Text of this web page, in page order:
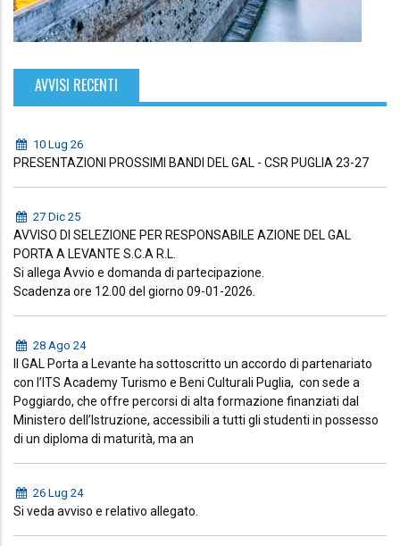
AVVISI RECENTI
10 Lug 26
PRESENTAZIONI PROSSIMI BANDI DEL GAL - CSR PUGLIA 23-27
27 Dic 25
AVVISO DI SELEZIONE PER RESPONSABILE AZIONE DEL GAL
PORTA A LEVANTE S.C.A R.L.
Si allega Avvio e domanda di partecipazione.
Scadenza ore 12.00 del giorno 09-01-2026.
28 Ago 24
Il GAL Porta a Levante ha sottoscritto un accordo di partenariato
con l’ITS Academy Turismo e Beni Culturali Puglia, con sede a
Poggiardo, che offre percorsi di alta formazione finanziati dal
Ministero dell’Istruzione, accessibili a tutti gli studenti in possesso
di un diploma di maturità, ma an
26 Lug 24
Si veda avviso e relativo allegato.